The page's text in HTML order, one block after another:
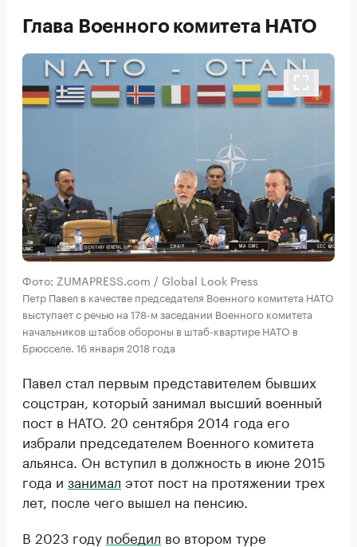
Глава Военного комитета НАТО
Фото: ZUMAPRESS.com / Global Look Press
Петр Павел в качестве председателя Военного комитета НАТО
выступает с речью на 178-м заседании Военного комитета
начальников штабов обороны в штаб-квартире НАТО в
Брюсселе. 16 января 2018 года
Павел стал первым представителем бывших
соцстран, который занимал высший военный
пост в НАТО. 20 сентября 2014 года его
избрали председателем Военного комитета
альянса. Он вступил в должность в июне 2015
года и занимал этот пост на протяжении трех
лет, после чего вышел на пенсию.
В 2023 году победил во втором туре